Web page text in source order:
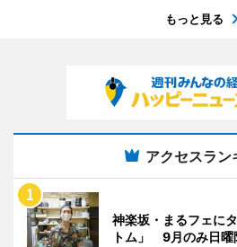
もっと見る
アクセスラン
神楽坂・まるフェに
トム」 9月のみ日曜